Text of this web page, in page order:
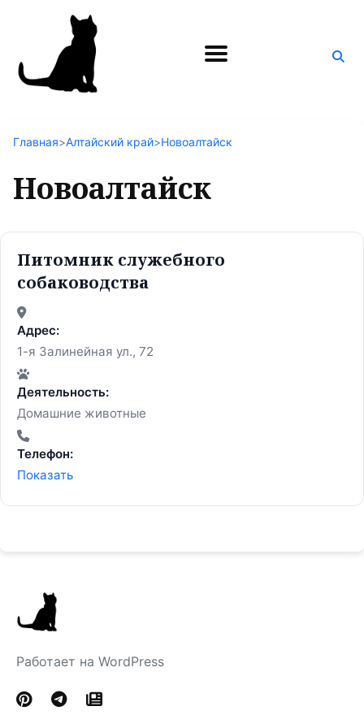
Поиск
Главная>Алтайский край>Новоалтайск
Новоалтайск
Питомник служебного
собаководства
Адрес:
1-я Залинейная ул., 72
Деятельность:
Домашние животные
Телефон:
Показать
Работает на WordPress